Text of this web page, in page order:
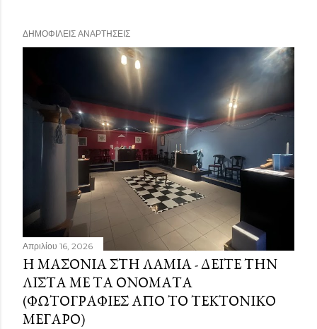
ΔΗΜΟΦΙΛΕΊΣ ΑΝΑΡΤΉΣΕΙΣ
Απριλίου 16, 2026
Η ΜΑΣΟΝΊΑ ΣΤΗ ΛΑΜΊΑ - ΔΕΊΤΕ ΤΗΝ
ΛΊΣΤΑ ΜΕ ΤΑ ΟΝΌΜΑΤΑ
(ΦΩΤΟΓΡΑΦΊΕΣ ΑΠΌ ΤΟ ΤΕΚΤΟΝΙΚΌ
ΜΈΓΑΡΟ)